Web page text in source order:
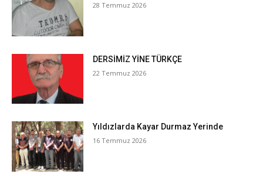
28 Temmuz 2026
DERSİMİZ YİNE TÜRKÇE
22 Temmuz 2026
Yıldızlarda Kayar Durmaz Yerinde
16 Temmuz 2026